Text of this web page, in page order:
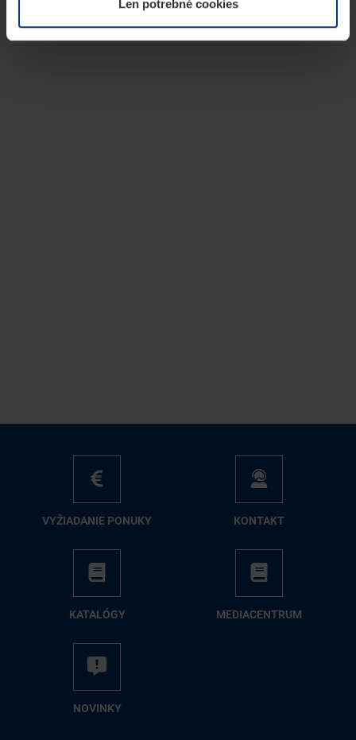
našej webovej stránky.Len potrebné cookies
VY­ŽIA­DA­NIE PO­NU­KY KON­TAKT
KA­TA­LÓ­GY ME­DIA­CEN­TRUM
NO­VIN­KY